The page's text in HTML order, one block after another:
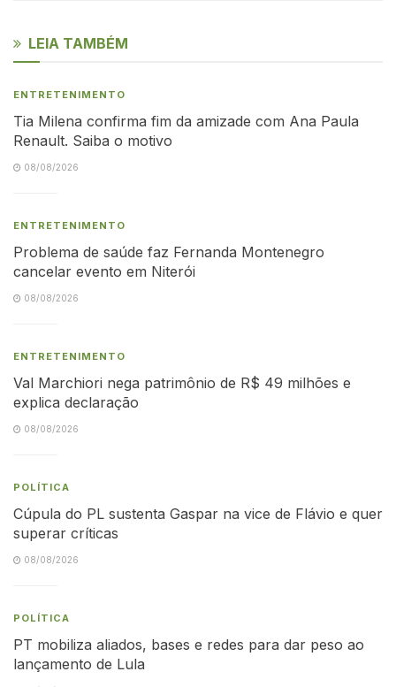
LEIA TAMBÉM
ENTRETENIMENTO
Tia Milena confirma fim da amizade com Ana Paula
Renault. Saiba o motivo
08/08/2026
ENTRETENIMENTO
Problema de saúde faz Fernanda Montenegro
cancelar evento em Niterói
08/08/2026
ENTRETENIMENTO
Val Marchiori nega patrimônio de R$ 49 milhões e
explica declaração
08/08/2026
POLÍTICA
Cúpula do PL sustenta Gaspar na vice de Flávio e quer
superar críticas
08/08/2026
POLÍTICA
PT mobiliza aliados, bases e redes para dar peso ao
lançamento de Lula